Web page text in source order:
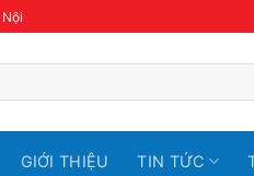
GIỚI THIỆU TIN TỨC